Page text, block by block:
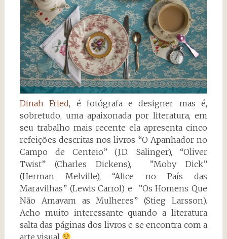
Dinah Fried, é fotógrafa e designer mas é,
sobretudo, uma apaixonada por literatura, em
seu trabalho mais recente ela apresenta cinco
refeições descritas nos livros “O Apanhador no
Campo de Centeio” (J.D. Salinger), “Oliver
Twist” (Charles Dickens), ”Moby Dick”
(Herman Melville), “Alice no País das
Maravilhas” (Lewis Carrol) e ”Os Homens Que
Não Amavam as Mulheres” (Stieg Larsson).
Acho muito interessante quando a literatura
salta das páginas dos livros e se encontra com a
arte visual